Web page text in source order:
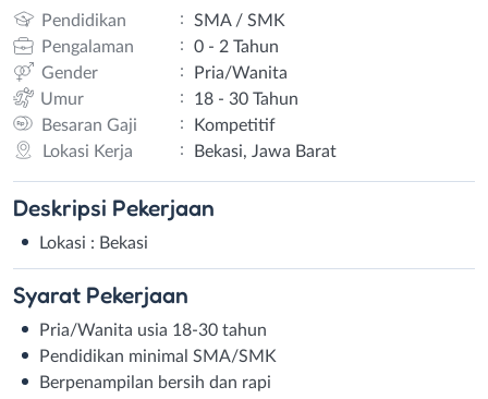
Pendidikan :
SMA / SMK
Pengalaman
:
0 - 2 Tahun
Gender
:
Pria/Wanita
Umur
:
18 - 30 Tahun
Besaran Gaji
:
Kompetitif
Lokasi Kerja
: Bekasi, Jawa Barat
Deskripsi Pekerjaan
Lokasi : Bekasi
Syarat Pekerjaan
Pria/Wanita usia 18-30 tahun
Pendidikan minimal SMA/SMK
Berpenampilan bersih dan rapi